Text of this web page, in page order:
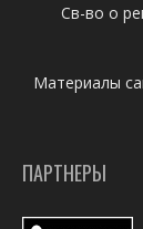
Св-во о
Материалы
ПАРТНЕРЫ